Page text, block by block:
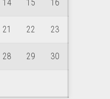
14 15 16
21 22 23
28 29 30